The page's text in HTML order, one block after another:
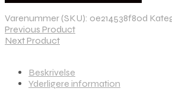
Varenummer (SKU): 0e214538f80d
Previous Product
Next Product
Beskrivelse
Yderligere information